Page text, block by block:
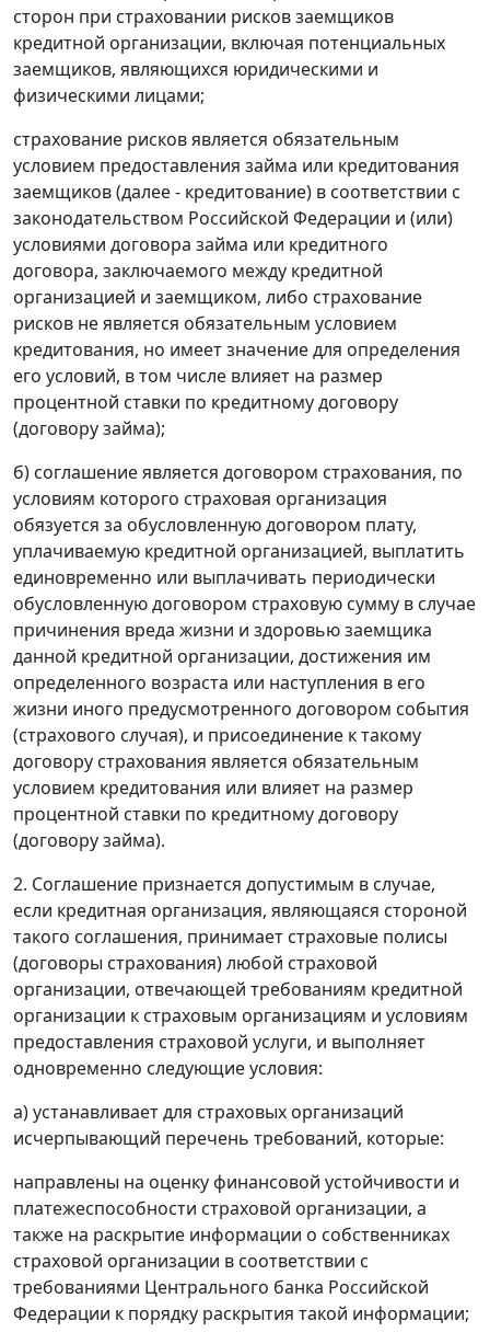
сторон при страховании рисков заемщиков
кредитной организации, включая потенциальных
заемщиков, являющихся юридическими и
физическими лицами;
страхование рисков является обязательным
условием предоставления займа или кредитования
заемщиков (далее - кредитование) в соответствии с
законодательством Российской Федерации и (или)
условиями договора займа или кредитного
договора, заключаемого между кредитной
организацией и заемщиком, либо страхование
рисков не является обязательным условием
кредитования, но имеет значение для определения
его условий, в том числе влияет на размер
процентной ставки по кредитному договору
(договору займа);
б) соглашение является договором страхования, по
условиям которого страховая организация
обязуется за обусловленную договором плату,
уплачиваемую кредитной организацией, выплатить
единовременно или выплачивать периодически
обусловленную договором страховую сумму в случае
причинения вреда жизни и здоровью заемщика
данной кредитной организации, достижения им
определенного возраста или наступления в его
жизни иного предусмотренного договором события
(страхового случая), и присоединение к такому
договору страхования является обязательным
условием кредитования или влияет на размер
процентной ставки по кредитному договору
(договору займа).
2. Соглашение признается допустимым в случае,
если кредитная организация, являющаяся стороной
такого соглашения, принимает страховые полисы
(договоры страхования) любой страховой
организации, отвечающей требованиям кредитной
организации к страховым организациям и условиям
предоставления страховой услуги, и выполняет
одновременно следующие условия:
а) устанавливает для страховых организаций
исчерпывающий перечень требований, которые:
направлены на оценку финансовой устойчивости и
платежеспособности страховой организации, а
также на раскрытие информации о собственниках
страховой организации в соответствии с
требованиями Центрального банка Российской
Федерации к порядку раскрытия такой информации;